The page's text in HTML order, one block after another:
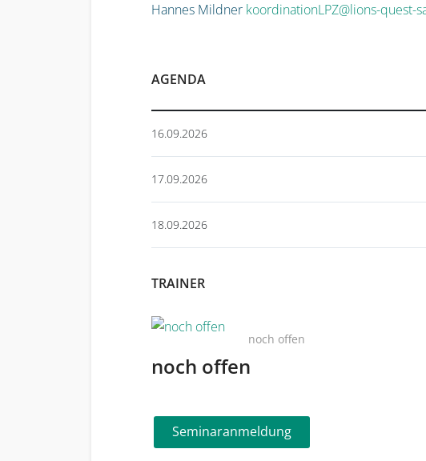
Hannes Mildner koordinationLPZ@lions-quest-
AGENDA
16.09.2026
17.09.2026
18.09.2026
TRAINER
noch offen
noch offen
Seminaranmeldung